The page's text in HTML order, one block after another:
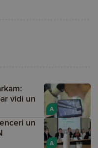
A
vidi un
A
un